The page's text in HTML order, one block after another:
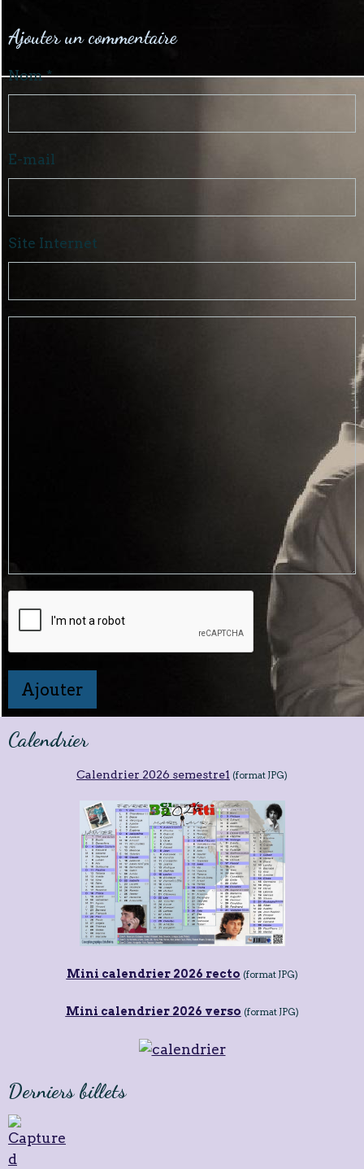
Ajouter un commentaire
Nom
E-mail
Site Internet
Ajouter
Calendrier
Calendrier 2026 semestre1 (format JPG)
Mini calendrier 2026 recto (format JPG)
Mini calendrier 2026 verso (format JPG)
Derniers billets